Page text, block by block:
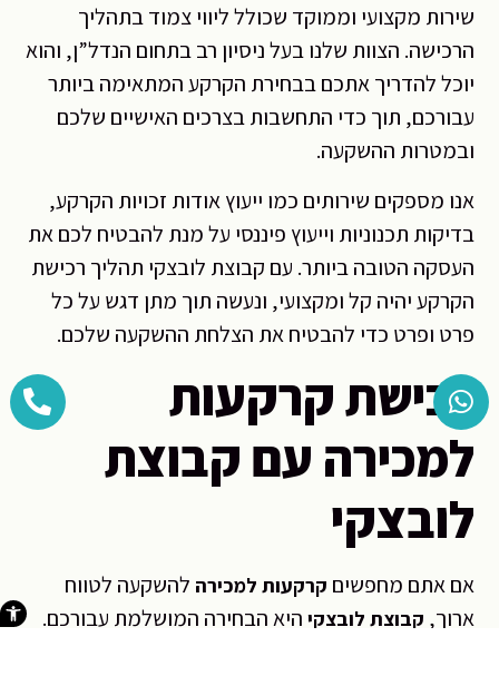
פתח
שירות מקצועי וממוקד שכולל ליווי צמוד בתהליך
הרכישה. הצוות שלנו בעל ניסיון רב בתחום הנדל”ן, והוא
יוכל להדריך אתכם בבחירת הקרקע המתאימה ביותר
עבורכם, תוך כדי התחשבות בצרכים האישיים שלכם
ובמטרות ההשקעה.
אנו מספקים שירותים כמו ייעוץ אודות זכויות הקרקע,
בדיקות תכנוניות וייעוץ פיננסי על מנת להבטיח לכם את
העסקה הטובה ביותר. עם קבוצת לובצקי תהליך רכישת
הקרקע יהיה קל ומקצועי, ונעשה תוך מתן דגש על כל
פרט ופרט כדי להבטיח את הצלחת ההשקעה שלכם.
רכישת קרקעות
למכירה עם קבוצת
לובצקי
אם אתם מחפשים קרקעות למכירה להשקעה לטווח
ארוך, קבוצת לובצקי היא הבחירה המושלמת עבורכם.